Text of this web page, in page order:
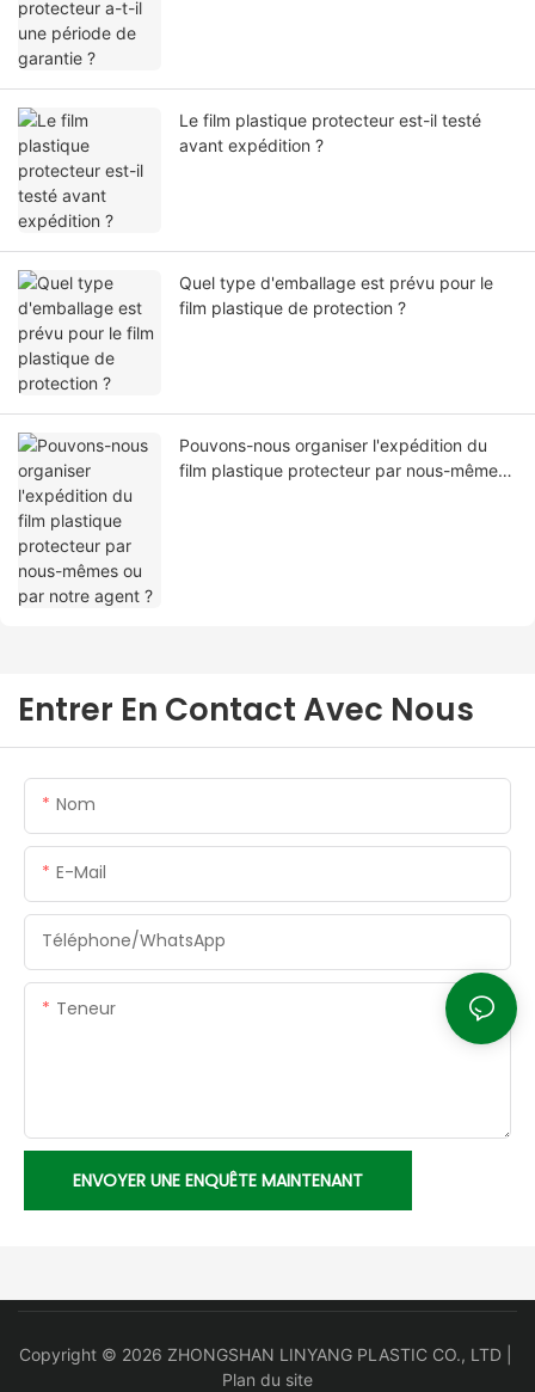
Le film plastique protecteur est-il testé
avant expédition ?
Quel type d'emballage est prévu pour le
film plastique de protection ?
Pouvons-nous organiser l'expédition du
film plastique protecteur par nous-mêmes
Entrer En Contact Avec Nous
Nom
E-Mail
Téléphone/WhatsApp
Teneur
ENVOYER UNE ENQUÊTE MAINTENANT
Copyright © 2026 ZHONGSHAN LINYANG PLASTIC CO., LTD |
Plan du site